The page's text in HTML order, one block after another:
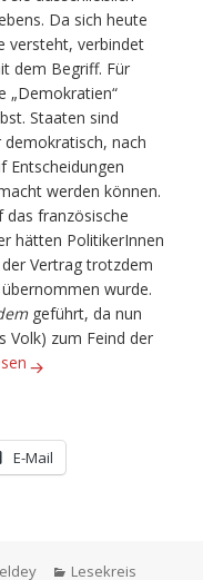
Da sich heute
versteht, verbindet
dem Begriff. Für
„Demokratien“
Staaten sind
nach
Entscheidungen
werden können.
das französische
hätten PolitikerInnen
Vertrag trotzdem
wurde.
geführt, da nun
Volk) zum Feind der
(Teil VI) – Rancière:
E-Mail
Kategorien
Lesekreis